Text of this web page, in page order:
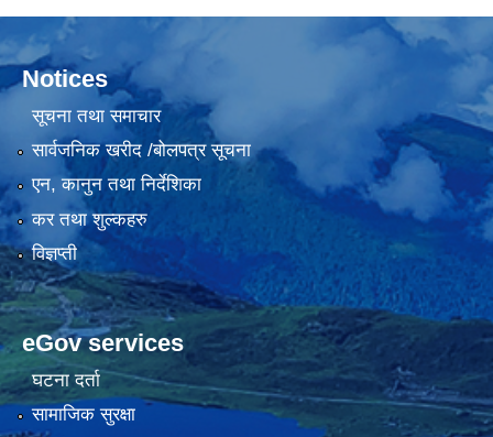
Notices
सूचना तथा समाचार
सार्वजनिक खरीद /बोलपत्र सूचना
एन, कानुन तथा निर्देशिका
कर तथा शुल्कहरु
विज्ञप्ती
eGov services
घटना दर्ता
सामाजिक सुरक्षा